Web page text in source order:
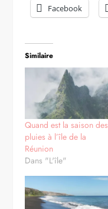
Facebook
Similaire
Quand est la saison des
pluies à l’île de la
Réunion
Dans "L'île"